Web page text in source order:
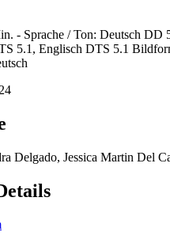
- Sprache / Ton: Deutsch DD
5.1, Englisch DTS 5.1
Delgado, Jessica Martin Del